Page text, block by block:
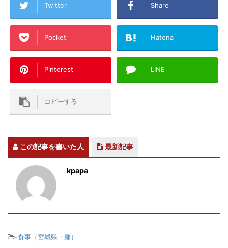
Twitter Share
Pocket Hatena
Pinterest LINE
コピーする
この記事を書いた人 最新記事
kpapa
-食事（宮城県・麺）